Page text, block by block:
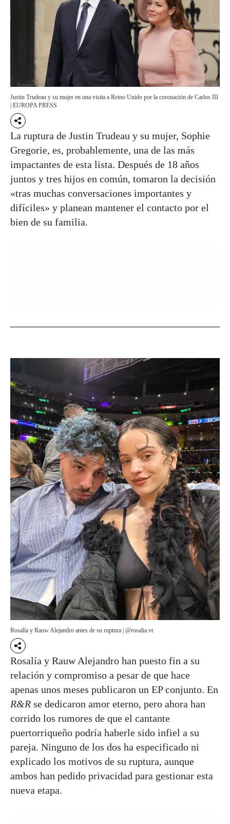
Justin Trudeau y su mujer en una visita a Reino Unido por la coronación de Carlos III
| EUROPA PRESS
La ruptura de Justin Trudeau y su mujer, Sophie
Gregorie, es, probablemente, una de las más
impactantes de esta lista. Después de 18 años
juntos y tres hijos en común, tomaron la decisión
«tras muchas conversaciones importantes y
difíciles» y planean mantener el contacto por el
bien de su familia.
Rosalía y Rauw Alejandro antes de su ruptura | @rosalia.vt
Rosalía y Rauw Alejandro han puesto fin a su
relación y compromiso a pesar de que hace
apenas unos meses publicaron un EP conjunto. En
R&R se dedicaron amor eterno, pero ahora han
corrido los rumores de que el cantante
puertorriqueño podría haberle sido infiel a su
pareja. Ninguno de los dos ha especificado ni
explicado los motivos de su ruptura, aunque
ambos han pedido privacidad para gestionar esta
nueva etapa.